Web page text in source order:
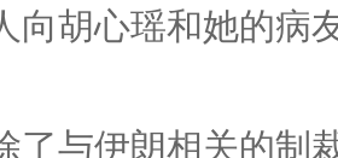
向胡心瑶和她的病
了与伊朗相关的制